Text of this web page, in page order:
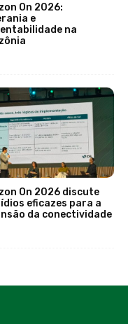
On 2026:
e
na
On 2026 discute
eficazes para a
da conectividade